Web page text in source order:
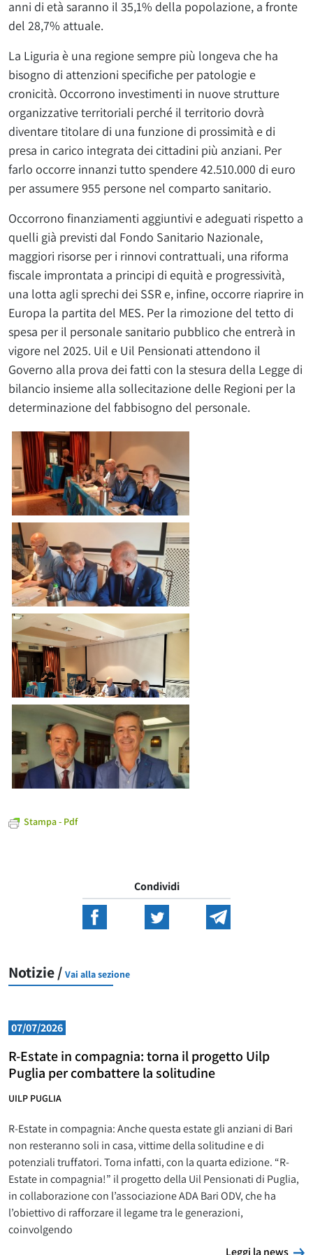
anni di età saranno il 35,1% della popolazione, a fronte
del 28,7% attuale.
La Liguria è una regione sempre più longeva che ha
bisogno di attenzioni specifiche per patologie e
cronicità. Occorrono investimenti in nuove strutture
organizzative territoriali perché il territorio dovrà
diventare titolare di una funzione di prossimità e di
presa in carico integrata dei cittadini più anziani. Per
farlo occorre innanzi tutto spendere 42.510.000 di euro
per assumere 955 persone nel comparto sanitario.
Occorrono finanziamenti aggiuntivi e adeguati rispetto a
quelli già previsti dal Fondo Sanitario Nazionale,
maggiori risorse per i rinnovi contrattuali, una riforma
fiscale improntata a principi di equità e progressività,
una lotta agli sprechi dei SSR e, infine, occorre riaprire in
Europa la partita del MES. Per la rimozione del tetto di
spesa per il personale sanitario pubblico che entrerà in
vigore nel 2025. Uil e Uil Pensionati attendono il
Governo alla prova dei fatti con la stesura della Legge di
bilancio insieme alla sollecitazione delle Regioni per la
determinazione del fabbisogno del personale.
Stampa - Pdf
Condividi
Notizie / Vai alla sezione
07/07/2026
R-Estate in compagnia: torna il progetto Uilp
Puglia per combattere la solitudine
UILP PUGLIA
R-Estate in compagnia: Anche questa estate gli anziani di Bari
non resteranno soli in casa, vittime della solitudine e di
potenziali truffatori. Torna infatti, con la quarta edizione. “R-
Estate in compagnia!” il progetto della Uil Pensionati di Puglia,
in collaborazione con l’associazione ADA Bari ODV, che ha
l’obiettivo di rafforzare il legame tra le generazioni,
coinvolgendo
Leggi la news